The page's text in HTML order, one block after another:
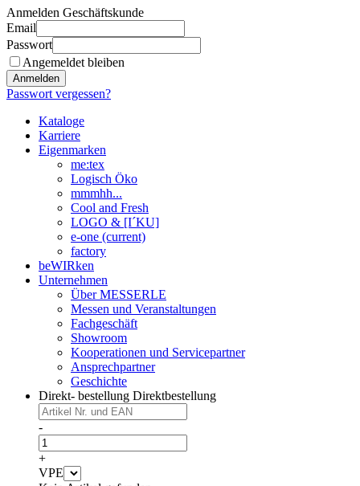
Anmelden Geschäftskunde
Email
Passwort
Angemeldet bleiben
Anmelden
Passwort vergessen?
Kataloge
Karriere
Eigenmarken
me:tex
Logisch Öko
mmmhh...
Cool and Fresh
LOGO & [I´KU]
e-one (current)
factory
beWIRken
Unternehmen
Über MESSERLE
Messen und Veranstaltungen
Fachgeschäft
Showroom
Kooperationen und Servicepartner
Ansprechpartner
Geschichte
Direkt- bestellung Direktbestellung
-
+
VPE